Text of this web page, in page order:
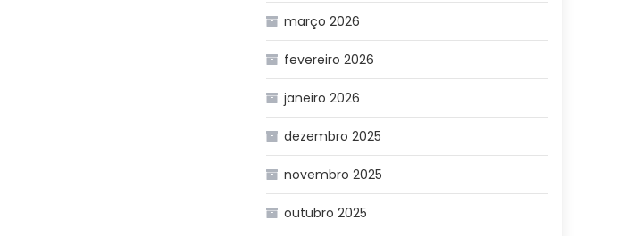
março 2026
fevereiro 2026
janeiro 2026
dezembro 2025
novembro 2025
outubro 2025